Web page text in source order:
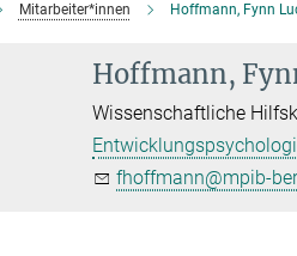
Mitarbeiter*innen Hoffmann, Fynn
Hoffmann,
Wissenschaftliche
fhoffmann@mpib-